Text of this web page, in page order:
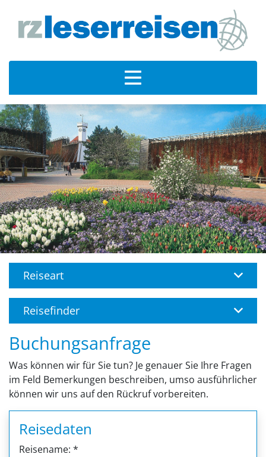
Reiseart
Reisefinder
Buchungsanfrage
Was können wir für Sie tun? Je genauer Sie Ihre Fragen
im Feld Bemerkungen beschreiben, umso ausführlicher
können wir uns auf den Rückruf vorbereiten.
Reisedaten
Reisename: *